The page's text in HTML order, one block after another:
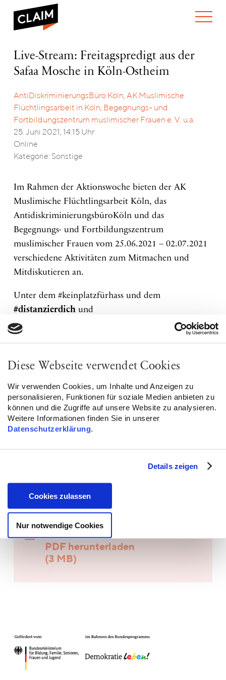
Diese Webseite verwendet Cookies
Wir verwenden Cookies, um Inhalte und Anzeigen zu
personalisieren, Funktionen für soziale Medien anbieten zu
können und die Zugriffe auf unsere Website zu analysieren.
Weitere Informationen finden Sie in unserer
Datenschutzerklärung
Details zeigen
Cookies zulassen
Nur notwendige Cookies
WER WIR SIND
ARBEITEN BEI CLAIM
WAS WIR TUN
AKTUELLES
SPENDEN
Live-
Freitagspredigt
Safaa
Köln-
Ostheim
Live-Stream: Freitagspredigt aus der
Safaa Mosche in Köln-Ostheim
AntiDiskriminierungsBüro Köln, AK Muslimische
Flüchtlingsarbeit in Köln, Begegnungs- und
Fortbildungszentrum muslimischer Frauen e. V. u.a.
25. Juni 2021, 14:15 Uhr
Online
Kategorie: Sonstige
Im Rahmen der Aktionswoche bieten der AK
Muslimische Flüchtlingsarbeit Köln, das
AntidiskriminierungsbüroKöln und das
Begegnungs- und Fortbildungszentrum
muslimischer Frauen vom 25.06.2021 – 02.07.2021
verschiedene Aktivitäten zum Mitmachen und
Mitdiskutieren an.
Unter dem #keinplatzfürhass und dem
#distanzierdichund
@tag.gegen.antimuslimischen.rassismuskönnen
sich Mitmachende unter diesem Link verschiedenen
nutzen:https://ihaus.org/distanzierdich/
25.06.2021 findet ein Live-Stream der
Freitagspredigt aus der Safaa Mosche in Köln-
Ostheim mit Mouloud Haji statt.
PDF herunterladen
(3 MB)